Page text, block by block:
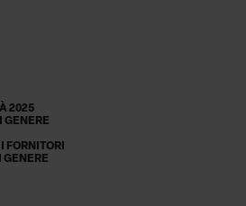
2025
GENERE
FORNITORI
GENERE